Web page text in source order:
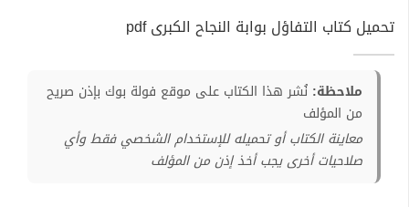
تحميل كتاب التفاؤل بوابة النجاح الكبرى pdf
ملاحظة: نُشر هذا الكتاب على موقع فولة بوك بإذن صريح
من المؤلف
معاينة الكتاب أو تحميله للإستخدام الشخصي فقط وأي
صلاحيات أخرى يجب أخذ إذن من المؤلف